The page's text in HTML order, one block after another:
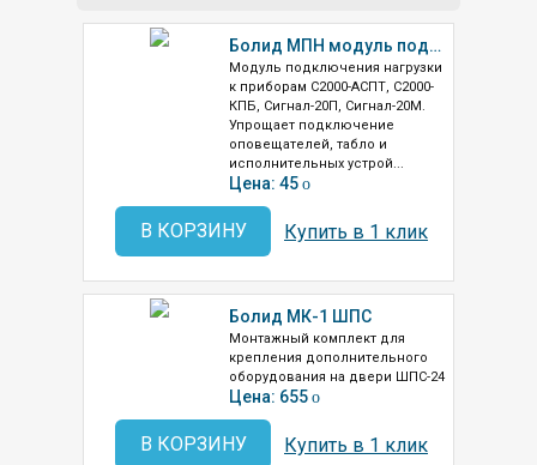
Болид МПН модуль подключения нагрузки
Модуль подключения нагрузки
к приборам С2000-АСПТ, С2000-
КПБ, Сигнал-20П, Сигнал-20М.
Упрощает подключение
оповещателей, табло и
исполнительных устрой...
Цена: 45 o
В КОРЗИНУ Купить в 1 клик
Болид МК-1 ШПС
Монтажный комплект для
крепления дополнительного
оборудования на двери ШПС-24
Цена: 655 o
В КОРЗИНУ Купить в 1 клик